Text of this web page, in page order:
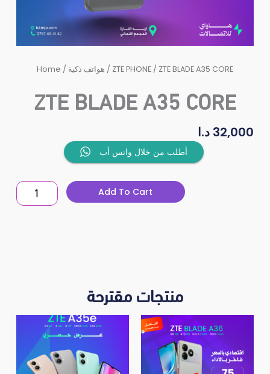
Home / هواتف ذكية / ZTE PHONE / ZTE BLADE A35 CORE
ZTE BLADE A35 CORE
32,000 د.ا
أطلب من خلال واتس أب
CORE
quantity
Add To Cart
منتجات مقترحة